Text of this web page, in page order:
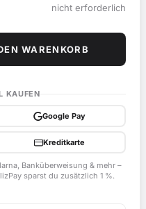
nicht erforderlich
WARENKORB
KAUFEN
Google Pay
Kreditkarte
Banküberweisung & mehr –
sparst du zusätzlich 1 %.